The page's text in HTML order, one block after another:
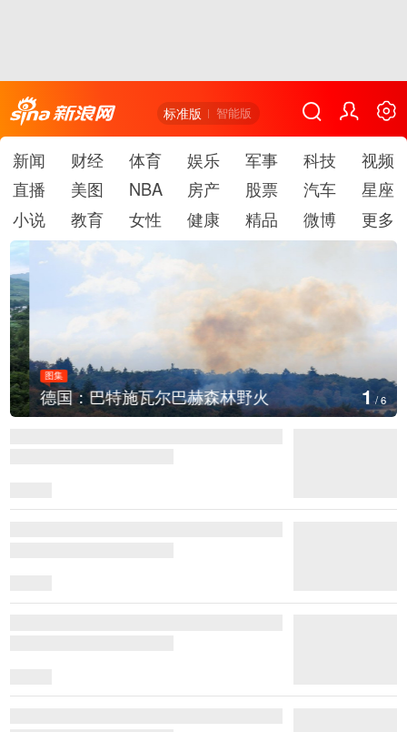
标准版 智能版
新闻 财经 体育 娱乐 军事 科技
视频
直播
美图 NBA 房产 股票 汽车
星座
小说
教育 女性 健康 精品 微博 更多
图集
德国：巴特施瓦尔巴赫森林野火 1/6